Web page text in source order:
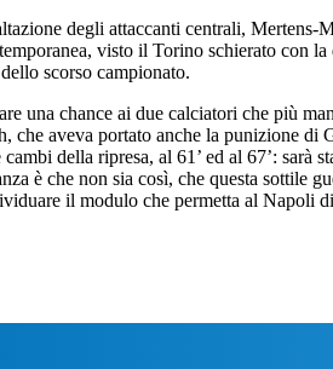
degli attaccanti centrali,
visto il Torino schierato con
scorso campionato.
una chance ai due calciatori che più
che aveva portato anche la punizione
della ripresa, al 61’ ed al 67’:
è che non sia così, che questa sottile
il modulo che permetta al Napoli